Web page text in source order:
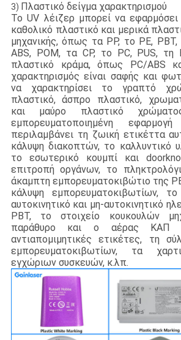
3) Πλαστικό δείγμα χαρακτηρισμού
Το UV λέιζερ μπορεί να
καθολικό πλαστικό και μερικά
μηχανικής, όπως τα PP, το PE,
ABS, POM, τα CP, το PC, PUS, τη
πλαστικό κράμα, όπως PC/ABS
χαρακτηρισμός είναι σαφής και
να χαρακτηρίσει το γραπτό
πλαστικό, άσπρο πλαστικό,
και μαύρο πλαστικό
εμπορευματοποιημένη
περιλαμβάνει τη ζωική ετικέττα
κάλυψη διακοπτών, το καλλυντικό
το εσωτερικό κουμπί και
επιτροπή οργάνων, το
άκαμπτη εμπορευματοκιβώτιο της
κάλυψη εμπορευματοκιβωτίων,
αυτοκινητικό και μη-αυτοκινητικό
PBT, το στοιχείο κουκουλών
παράθυρο και ο αέρας ΚΑΠ
αντιαπομιμητικές ετικέτες, τη
εμπορευματοκιβωτίων, τα
εγχώριων συσκευών, κ.λπ.